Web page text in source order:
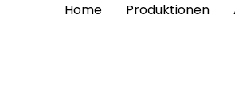
Home Produktionen